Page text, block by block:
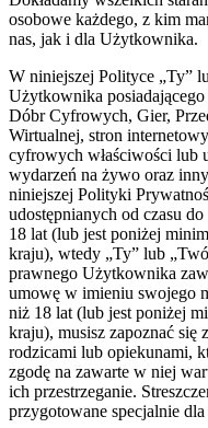
osobowe każdego, z kim
nas, jak i dla Użytkownika.
W niniejszej Polityce „Ty”
Użytkownika
Dóbr Cyfrowych, Gier,
Wirtualnej, stron
cyfrowych właściwości lub
wydarzeń na żywo oraz
niniejszej Polityki
udostępnianych od czasu
18 lat (lub jest poniżej
kraju), wtedy „Ty” lub
prawnego Użytkownika
umowę w imieniu swojego
niż 18 lat (lub jest poniżej
kraju), musisz zapoznać się
rodzicami lub opiekunami,
zgodę na zawarte w niej
ich przestrzeganie.
przygotowane specjalnie dla